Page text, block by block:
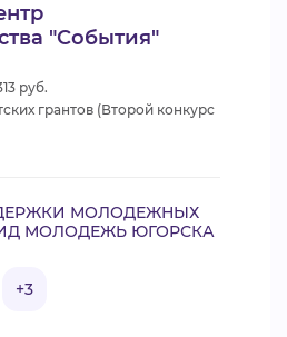
"События"
руб.
грантов (Второй конкурс
МОЛОДЕЖНЫХ
МОЛОДЕЖЬ ЮГОРСКА
+3